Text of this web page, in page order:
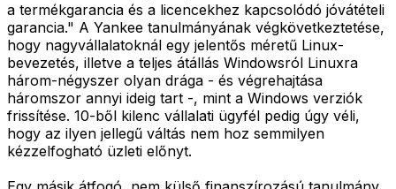
a termékgarancia és a licencekhez kapcsolódó jóvátételi
garancia." A Yankee tanulmányának végkövetkeztetése,
hogy nagyvállalatoknál egy jelentős méretű Linux-
bevezetés, illetve a teljes átállás Windowsról Linuxra
három-négyszer olyan drága - és végrehajtása
háromszor annyi ideig tart -, mint a Windows verziók
frissítése. 10-ből kilenc vállalati ügyfél pedig úgy véli,
hogy az ilyen jellegű váltás nem hoz semmilyen
kézzelfogható üzleti előnyt.